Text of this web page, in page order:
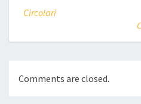
Circolari
Comments are closed.